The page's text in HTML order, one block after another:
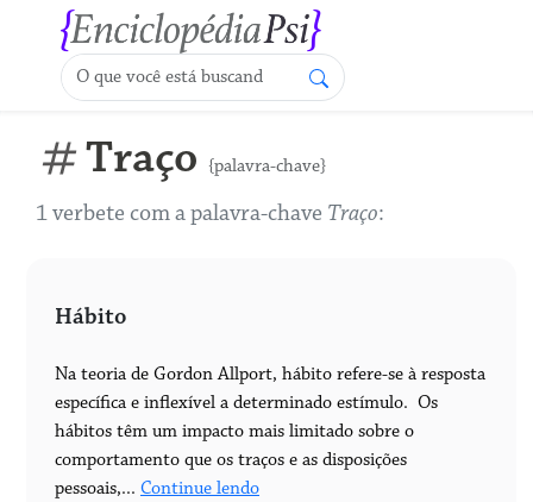
Traço {palavra-chave}
1 verbete com a palavra-chave Traço:
Hábito
Na teoria de Gordon Allport, hábito refere-se à resposta
específica e inflexível a determinado estímulo. Os
hábitos têm um impacto mais limitado sobre o
comportamento que os traços e as disposições
pessoais,... Continue lendo